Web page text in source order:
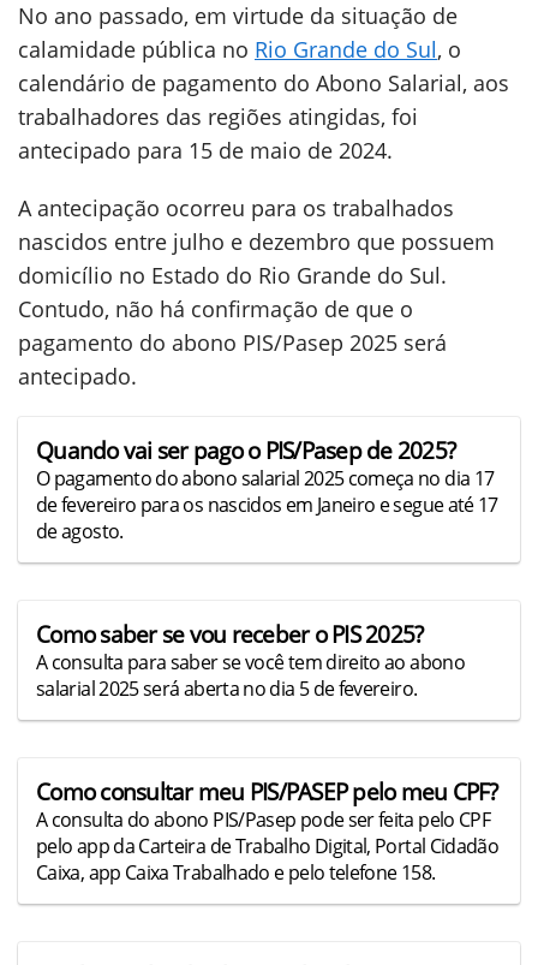
No ano passado, em virtude da situação de
calamidade pública no Rio Grande do Sul, o
calendário de pagamento do Abono Salarial, aos
trabalhadores das regiões atingidas, foi
antecipado para 15 de maio de 2024.
A antecipação ocorreu para os trabalhados
nascidos entre julho e dezembro que possuem
domicílio no Estado do Rio Grande do Sul.
Contudo, não há confirmação de que o
pagamento do abono PIS/Pasep 2025 será
antecipado.
Quando vai ser pago o PIS/Pasep de 2025?
O pagamento do abono salarial 2025 começa no dia 17
de fevereiro para os nascidos em Janeiro e segue até 17
de agosto.
Como saber se vou receber o PIS 2025?
A consulta para saber se você tem direito ao abono
salarial 2025 será aberta no dia 5 de fevereiro.
Como consultar meu PIS/PASEP pelo meu CPF?
A consulta do abono PIS/Pasep pode ser feita pelo CPF
pelo app da Carteira de Trabalho Digital, Portal Cidadão
Caixa, app Caixa Trabalhado e pelo telefone 158.